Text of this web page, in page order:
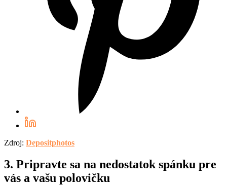
Zdroj: Depositphotos
3. Pripravte sa na nedostatok spánku pre
vás a vašu polovičku